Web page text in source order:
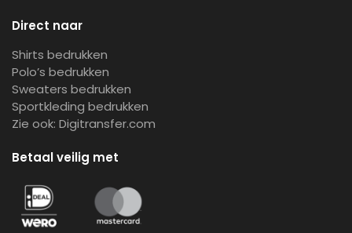
Direct naar
Shirts bedrukken
Polo’s bedrukken
Sweaters bedrukken
Sportkleding bedrukken
Zie ook: Digitransfer.com
Betaal veilig met